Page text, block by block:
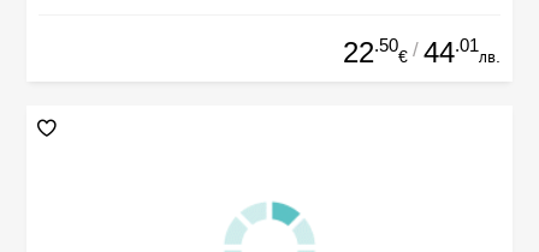
22.50
€ / 44.01
лв.